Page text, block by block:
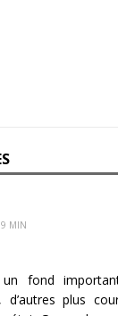
MIN
fond
d’autres plus